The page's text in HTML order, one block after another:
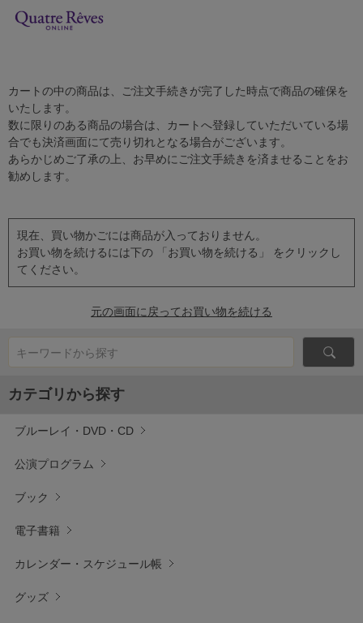
カートの中の商品は、ご注文手続きが完了した時点で商品の確保を
いたします。
数に限りのある商品の場合は、カートへ登録していただいている場
合でも決済画面にて売り切れとなる場合がございます。
あらかじめご了承の上、お早めにご注文手続きを済ませることをお
勧めします。
現在、買い物かごには商品が入っておりません。
お買い物を続けるには下の 「お買い物を続ける」 をクリックし
てください。
元の画面に戻ってお買い物を続ける
キーワードから探す
カテゴリから探す
ブルーレイ・DVD・CD
公演プログラム
ブック
電子書籍
カレンダー・スケジュール帳
グッズ